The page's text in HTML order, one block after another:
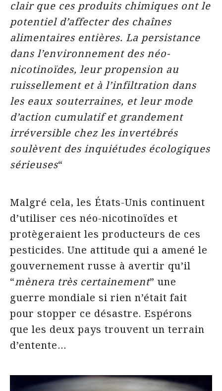
clair que ces produits chimiques ont le
potentiel d’affecter des chaînes
alimentaires entières. La persistance
dans l’environnement des néo-
nicotinoïdes, leur propension au
ruissellement et à l’infiltration dans
les eaux souterraines, et leur mode
d’action cumulatif et grandement
irréversible chez les invertébrés
soulèvent des inquiétudes écologiques
sérieuses“
Malgré cela, les États-Unis continuent
d’utiliser ces néo-nicotinoïdes et
protègeraient les producteurs de ces
pesticides. Une attitude qui a amené le
gouvernement russe à avertir qu’il
“mènera très certainement” une
guerre mondiale si rien n’était fait
pour stopper ce désastre. Espérons
que les deux pays trouvent un terrain
d’entente…